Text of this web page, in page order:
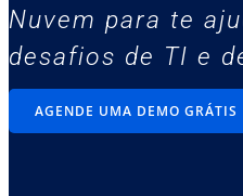
Nuvem para te
desafios de TI e
AGENDE UMA DEMO GRÁTIS